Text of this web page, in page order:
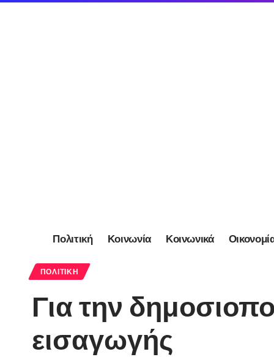
Πολιτική Κοινωνία Κοινωνικά
ΠΟΛΙΤΙΚΉ
Για την
εισαγωγής